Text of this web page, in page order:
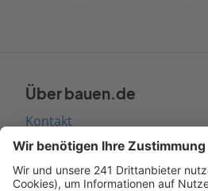
Über bauen.de
Kontakt
Seitenaufbau
Barrierefreiheit